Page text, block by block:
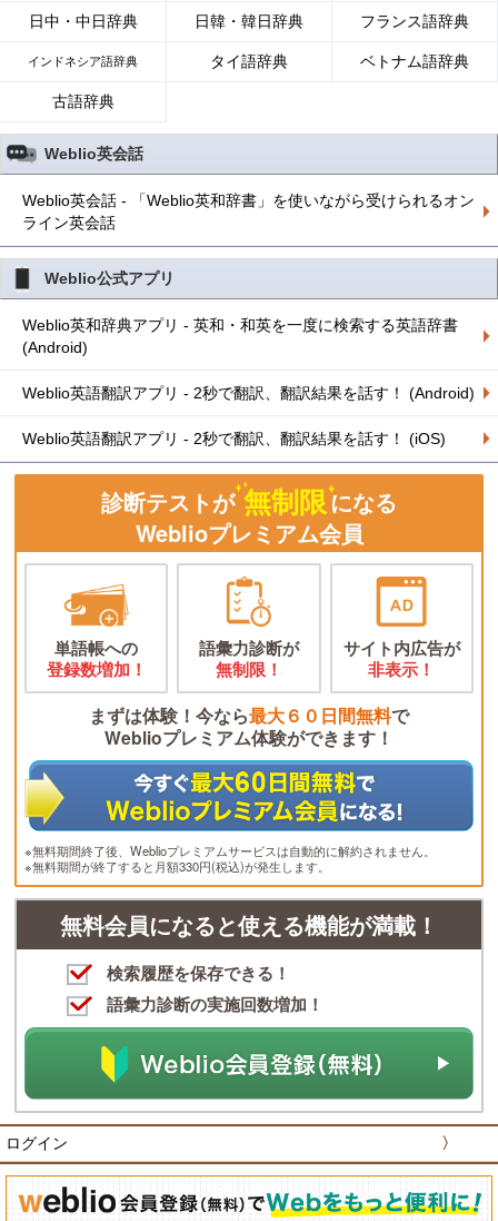
日中・中日辞典 日韓・韓日辞典 フランス語辞典
インドネシア語辞典 タイ語辞典 ベトナム語辞典
古語辞典
Weblio英会話
Weblio英会話 - 「Weblio英和辞書」を使いながら受けられるオン
ライン英会話
Weblio公式アプリ
Weblio英和辞典アプリ - 英和・和英を一度に検索する英語辞書
(Android)
Weblio英語翻訳アプリ - 2秒で翻訳、翻訳結果を話す！ (Android)
Weblio英語翻訳アプリ - 2秒で翻訳、翻訳結果を話す！ (iOS)
診断テストが 無制限になる
Weblioプレミアム会員
単語帳への
登録数増加！
語彙力診断が
無制限！
サイト内広告が
非表示！
まずは体験！今なら最大６０日間無料で
Weblioプレミアム体験ができます！
※無料期間終了後、Weblioプレミアムサービスは自動的に解約されません。
※無料期間が終了すると月額330円(税込)が発生します。
無料会員になると使える機能が満載！
検索履歴を保存できる！
語彙力診断の実施回数増加！
ログイン 〉